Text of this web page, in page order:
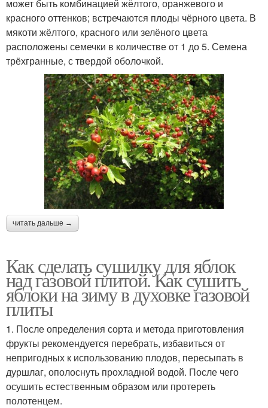
может быть комбинацией жёлтого, оранжевого и
красного оттенков; встречаются плоды чёрного цвета. В
мякоти жёлтого, красного или зелёного цвета
расположены семечки в количестве от 1 до 5. Семена
трёхгранные, с твердой оболочкой.
читать дальше →
Как сделать сушилку для яблок
над газовой плитой. Как сушить
яблоки на зиму в духовке газовой
плиты
1. После определения сорта и метода приготовления
фрукты рекомендуется перебрать, избавиться от
непригодных к использованию плодов, пересыпать в
дуршлаг, ополоснуть прохладной водой. После чего
осушить естественным образом или протереть
полотенцем.